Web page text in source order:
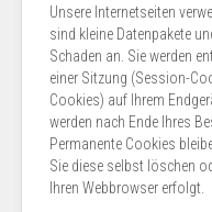
Unsere Internetseiten
sind kleine Datenpakete
Schaden an. Sie werden
einer Sitzung (Session-
Cookies) auf Ihrem
werden nach Ende Ihres
Permanente Cookies
Sie diese selbst löschen
Ihren Webbrowser erfolgt.